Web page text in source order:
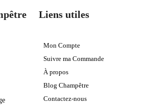
Liens utiles
Mon Compte
Suivre ma Commande
À propos
Blog Champêtre
Contactez-nous